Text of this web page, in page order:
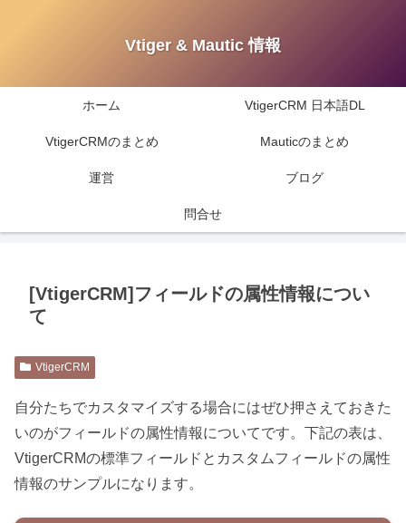
Vtiger & Mautic 情報
ホーム VtigerCRM 日本語DL
VtigerCRMのまとめ Mauticのまとめ
運営 ブログ
問合せ
[VtigerCRM]フィールドの属性情報につい
て
VtigerCRM
自分たちでカスタマイズする場合にはぜひ押さえておきた
いのがフィールドの属性情報についてです。下記の表は、
VtigerCRMの標準フィールドとカスタムフィールドの属性
情報のサンプルになります。